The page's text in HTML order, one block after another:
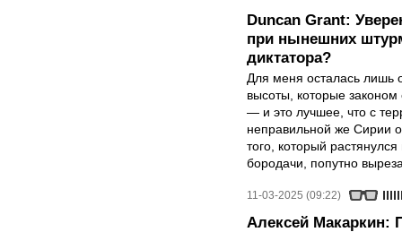
Duncan Grant:
при нынешних
диктатора?
Для меня осталась лишь
высоты, которые
— и это лучшее, что с
неправильной же Сирии
того, который
бородачи, попутно
11-03-2025 (09:22)
Алексей Макаркин: